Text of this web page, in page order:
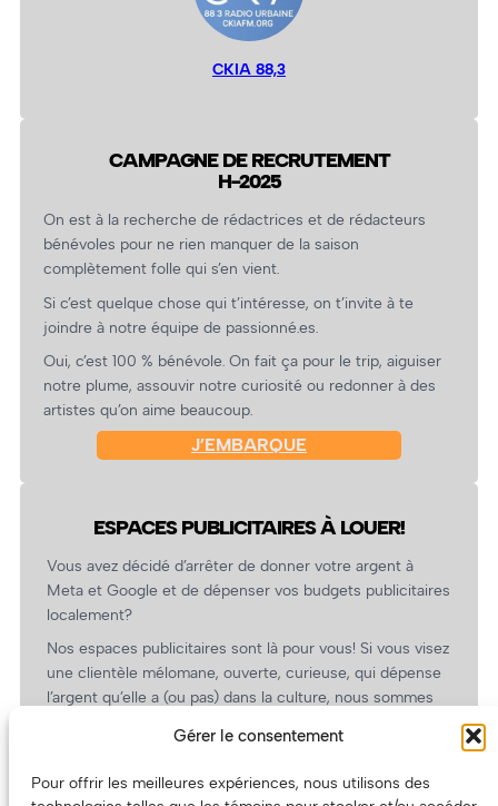
Gérer le consentement
Pour offrir les meilleures expériences, nous utilisons des
CKIA 88,3
CAMPAGNE DE RECRUTEMENT
H-2025
On est à la recherche de rédactrices et de rédacteurs
bénévoles pour ne rien manquer de la saison
complètement folle qui s’en vient.
Si c’est quelque chose qui t’intéresse, on t’invite à te
joindre à notre équipe de passionné.es.
Oui, c’est 100 % bénévole. On fait ça pour le trip, aiguiser
notre plume, assouvir notre curiosité ou redonner à des
artistes qu’on aime beaucoup.
J’EMBARQUE
ESPACES PUBLICITAIRES À LOUER!
Vous avez décidé d’arrêter de donner votre argent à
Meta et Google et de dépenser vos budgets publicitaires
localement?
Nos espaces publicitaires sont là pour vous! Si vous visez
une clientèle mélomane, ouverte, curieuse, qui dépense
l’argent qu’elle a (ou pas) dans la culture, nous sommes
revient.